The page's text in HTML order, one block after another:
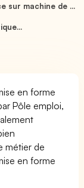
sur machine de ...
en forme
Pôle emploi,
métier de
en forme